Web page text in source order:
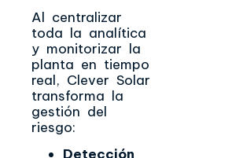
Al centralizar
toda la analítica
y monitorizar la
planta en tiempo
real, Clever Solar
transforma la
gestión del
riesgo:
Detección